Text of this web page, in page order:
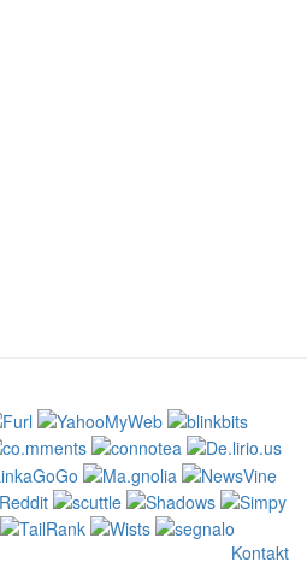
Kontakt